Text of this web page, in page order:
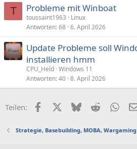
T Probleme mit Winboat
toussaint1963
Linux
Antworten 68 6. April 2026
Update Probleme soll
installieren hmm
CPU_Held Windows 11
Antworten 40 8. April 2026
Teilen: FacebookX (Twitter)
BlueskyReddit
Strategie, Basebuilding, MOBA, Wargaming